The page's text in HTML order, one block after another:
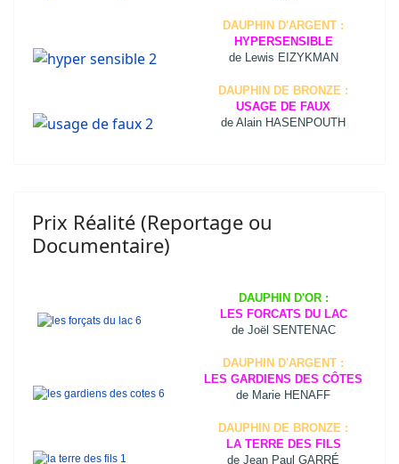
DAUPHIN D'ARGENT :
HYPERSENSIBLE
de Lewis EIZYKMAN
DAUPHIN DE BRONZE :
USAGE DE FAUX
de Alain HASENPOUTH
Prix Réalité (Reportage ou
Documentaire)
DAUPHIN D'OR :
LES FORCATS DU LAC
de Joël SENTENAC
DAUPHIN D'ARGENT :
LES GARDIENS DES CÔTES
de Marie HENAFF
DAUPHIN DE BRONZE :
LA TERRE DES FILS
de Jean Paul GARRÉ